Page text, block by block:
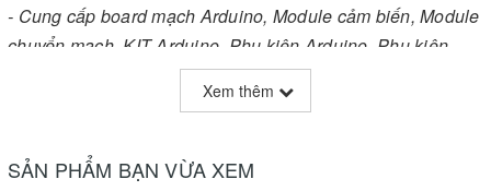
- Cung cấp board mạch Arduino, Module cảm biến, Module
chuyển mạch, KIT Arduino, Phụ kiện Arduino, Phụ kiện
robot, KIT phát triển, Board hỗ trợ IoT
- Cung cấp đèn LED quảng cáo, Nguồn tổ ong, Mạch điều
- Sửa chữa điện tử công nghiệp
Xem thêm
SẢN PHẨM BẠN VỪA XEM